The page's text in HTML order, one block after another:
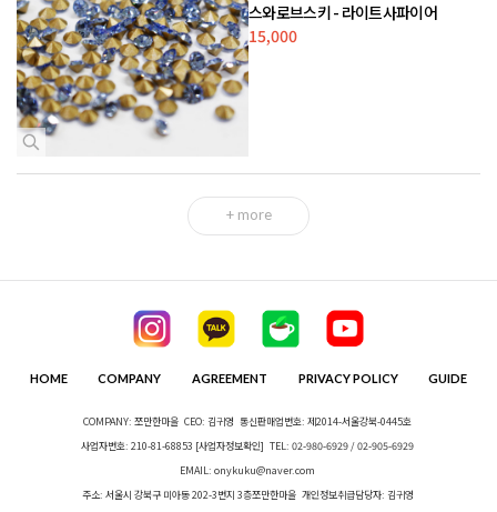
스와로브스키 - 라이트사파이어
15,000
+ more
HOME COMPANY AGREEMENT PRIVACY POLICY GUIDE
COMPANY: 쪼만한마을 CEO: 김귀영 통신판매업번호: 제2014-서울강북-0445호
사업자번호: 210-81-68853 [사업자정보확인] TEL: 02-980-6929 / 02-905-6929
EMAIL: onykuku@naver.com
주소: 서울시 강북구 미아동 202-3번지 3층쪼만한마을 개인정보취급담당자: 김귀영